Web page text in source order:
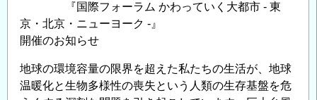
ス
ト
活
動
助
『国際フォーラム かわっていく大都市 - 東
京・北京・ニューヨーク -』
開催のお知らせ
地球の環境容量の限界を超えた私たちの生活が、地球
温暖化と生物多様性の喪失という人類の生存基盤を危